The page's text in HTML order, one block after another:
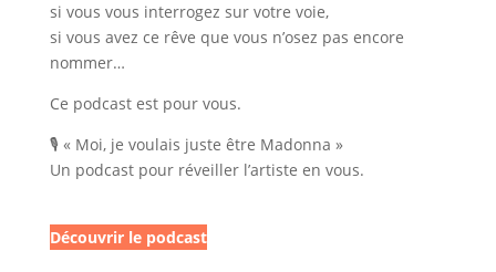
si vous vous interrogez sur votre voie,
si vous avez ce rêve que vous n’osez pas encore
nommer…
Ce podcast est pour vous.
🎙️ « Moi, je voulais juste être Madonna »
Un podcast pour réveiller l’artiste en vous.
Découvrir le podcast